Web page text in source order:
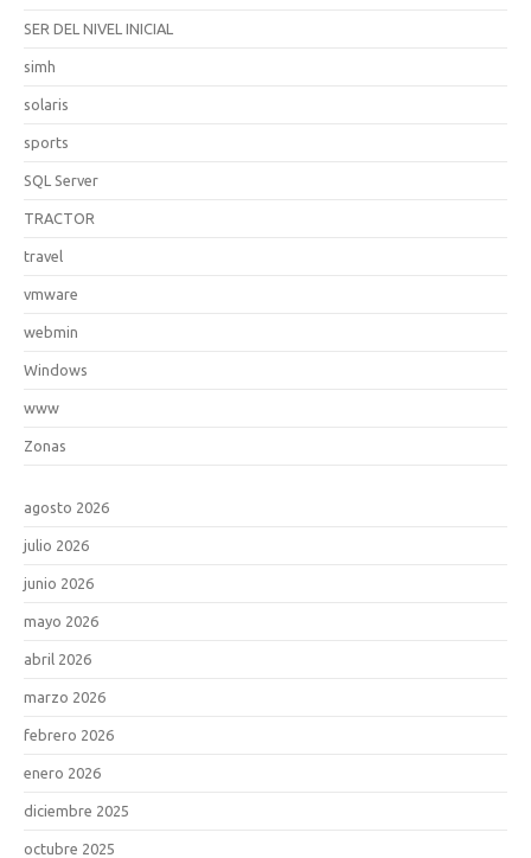
SER DEL NIVEL INICIAL
simh
solaris
sports
SQL Server
TRACTOR
travel
vmware
webmin
Windows
www
Zonas
agosto 2026
julio 2026
junio 2026
mayo 2026
abril 2026
marzo 2026
febrero 2026
enero 2026
diciembre 2025
octubre 2025